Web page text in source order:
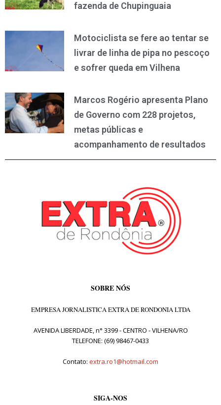
fazenda de Chupinguaia
Motociclista se fere ao tentar se
livrar de linha de pipa no pescoço
e sofrer queda em Vilhena
Marcos Rogério apresenta Plano
de Governo com 228 projetos,
metas públicas e
acompanhamento de resultados
SOBRE NÓS
EMPRESA JORNALISTICA EXTRA DE RONDONIA LTDA
AVENIDA LIBERDADE, n° 3399 - CENTRO - VILHENA/RO
TELEFONE: (69) 98467-0433
Contato: extra.ro1@hotmail.com
SIGA-NOS